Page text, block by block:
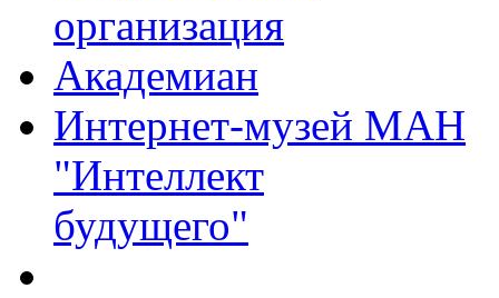
организация
Академиан
Интернет-музей МАН
"Интеллект
будущего"